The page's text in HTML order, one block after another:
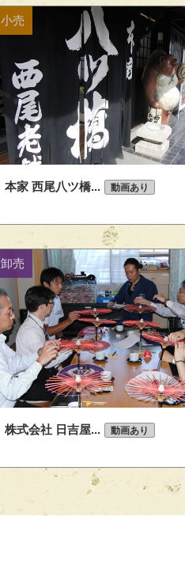
小売
本家 西尾八ツ橋... 動画あり
卸売
株式会社 日吉屋... 動画あり